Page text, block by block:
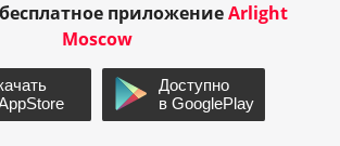
приложениеArlight
Moscow